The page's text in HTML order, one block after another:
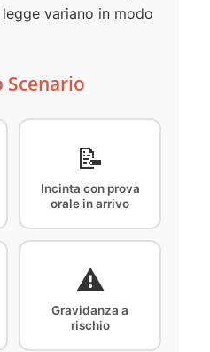
variano in modo
Scenario
📝
Incinta con prova
orale in arrivo
⚠️
Gravidanza a
rischio